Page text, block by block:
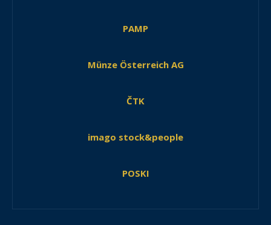
PAMP
Münze Österreich AG
ČTK
imago stock&people
POSKI